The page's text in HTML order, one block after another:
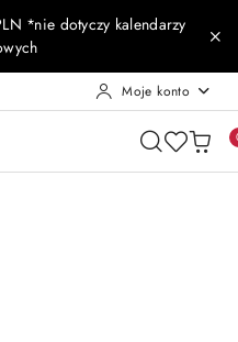
*nie dotyczy kalendarzy
Moje konto